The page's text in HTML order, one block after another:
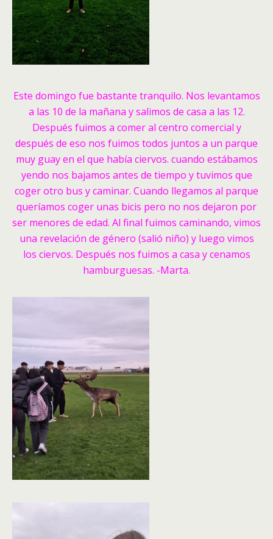
Este domingo fue bastante tranquilo. Nos levantamos
a las 10 de la mañana y salimos de casa a las 12.
Después fuimos a comer al centro comercial y
después de eso nos fuimos todos juntos a un parque
muy guay en el que había ciervos. cuando estábamos
yendo nos bajamos antes de tiempo y tuvimos que
coger otro bus y caminar. Cuando llegamos al parque
queríamos coger unas bicis pero no nos dejaron por
ser menores de edad. Al final fuimos caminando, vimos
una revelación de género (salió niño) y luego vimos
los ciervos. Después nos fuimos a casa y cenamos
hamburguesas. -Marta.